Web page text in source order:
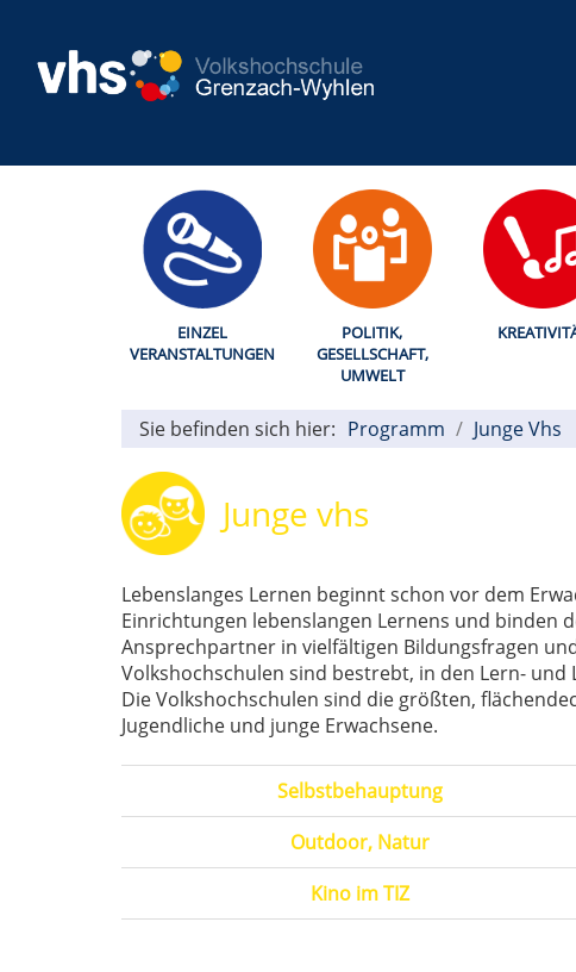
EINZEL
VERANSTALTUNGEN
POLITIK,
GESELLSCHAFT,
UMWELT
Sie befinden sich hier: Programm Junge Vhs
Junge vhs
Lebenslanges Lernen beginnt schon vor dem
Einrichtungen lebenslangen Lernens und binden
Ansprechpartner in vielfältigen Bildungsfragen
Volkshochschulen sind bestrebt, in den Lern-
Die Volkshochschulen sind die größten,
Jugendliche und junge Erwachsene.
Selbstbehauptung
Outdoor, Natur
Kino im TIZ